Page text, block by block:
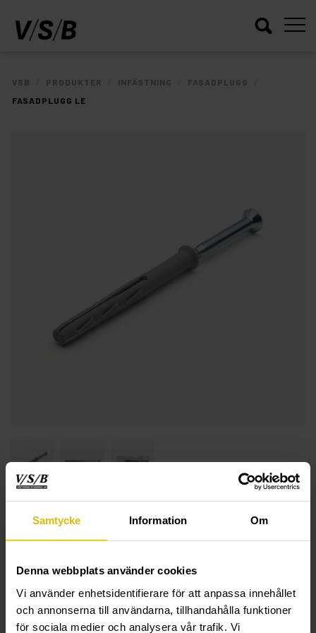
Samtycke Information Om
Denna webbplats använder cookies
Vi använder enhetsidentifierare för att anpassa innehållet
och annonserna till användarna, tillhandahålla funktioner
för sociala medier och analysera vår trafik. Vi
VSB PRODUKTER INFÄSTNING FASADPLUGG
FASADPLUGG LE
TEKNISK INFORMATION
Fasadplugg LE